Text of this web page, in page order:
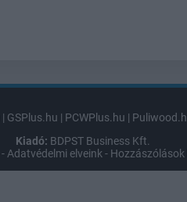
| GSPlus.hu | PCWPlus.hu |
Kiadó: BDPST Business Kft.
- Adatvédelmi elveink - Hozzászólások